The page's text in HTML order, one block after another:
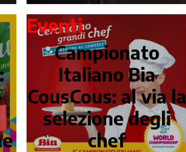
Eventi
Campionato
Italiano Bia
CousCous: al via la
selezione degli
chef